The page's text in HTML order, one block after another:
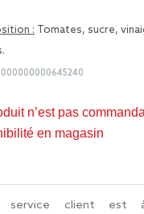
: Tomates, sucre,
n’est pas
en magasin
service client est